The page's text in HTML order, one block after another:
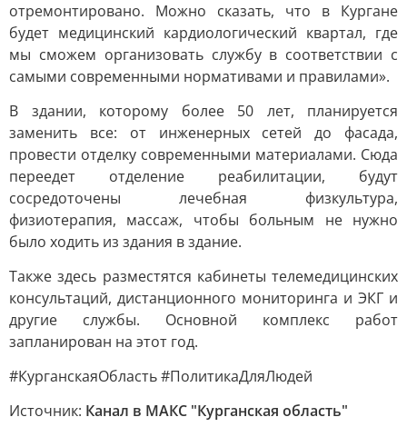
отремонтировано. Можно сказать, что в Кургане
будет медицинский кардиологический квартал, где
мы сможем организовать службу в соответствии с
самыми современными нормативами и правилами».
В здании, которому более 50 лет, планируется
заменить все: от инженерных сетей до фасада,
провести отделку современными материалами. Сюда
переедет отделение реабилитации, будут
сосредоточены лечебная физкультура,
физиотерапия, массаж, чтобы больным не нужно
было ходить из здания в здание.
Также здесь разместятся кабинеты телемедицинских
консультаций, дистанционного мониторинга и ЭКГ и
другие службы. Основной комплекс работ
запланирован на этот год.
#КурганскаяОбласть #ПолитикаДляЛюдей
Источник: Канал в МАКС "Курганская область"